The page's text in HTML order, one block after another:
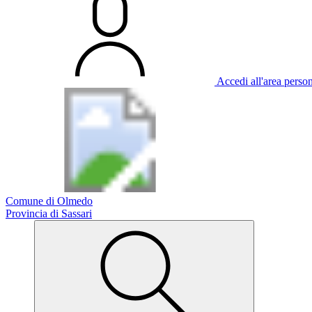
Accedi all'area
Comune di Olmedo
Provincia di Sassari